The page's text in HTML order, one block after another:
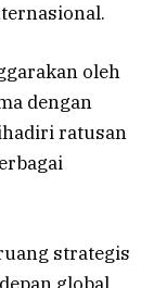
oleh
dengan
ratusan
strategis
global